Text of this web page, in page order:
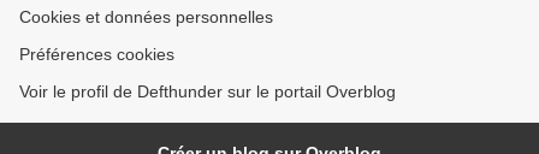
Cookies et données personnelles
Préférences cookies
Voir le profil de Defthunder sur le portail Overblog